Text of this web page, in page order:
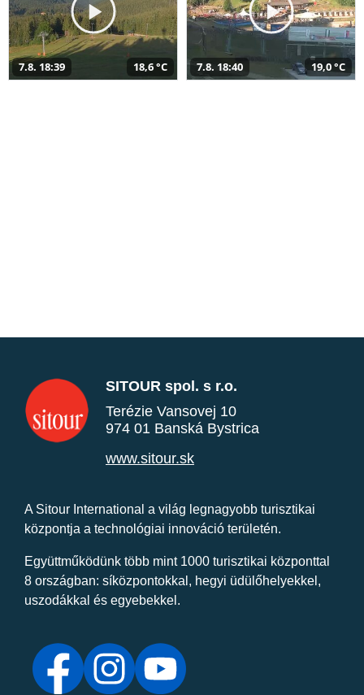
7.8. 18:39 18,6 °C 7.8. 18:40 19,0 °C
SITOUR spol. s r.o.
Terézie Vansovej 10
974 01 Banská Bystrica
www.sitour.sk
A Sitour International a világ legnagyobb turisztikai
központja a technológiai innováció területén.
Együttműködünk több mint 1000 turisztikai központtal
8 országban: síközpontokkal, hegyi üdülőhelyekkel,
uszodákkal és egyebekkel.